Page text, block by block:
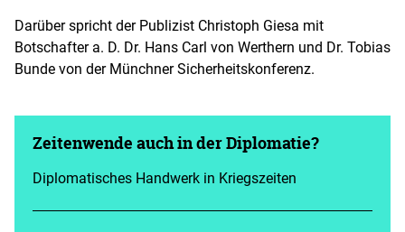
Darüber spricht der Publizist Christoph Giesa mit
Botschafter a. D. Dr. Hans Carl von Werthern und Dr. Tobias
Bunde von der Münchner Sicherheitskonferenz.
Zeitenwende auch in der Diplomatie?
Diplomatisches Handwerk in Kriegszeiten